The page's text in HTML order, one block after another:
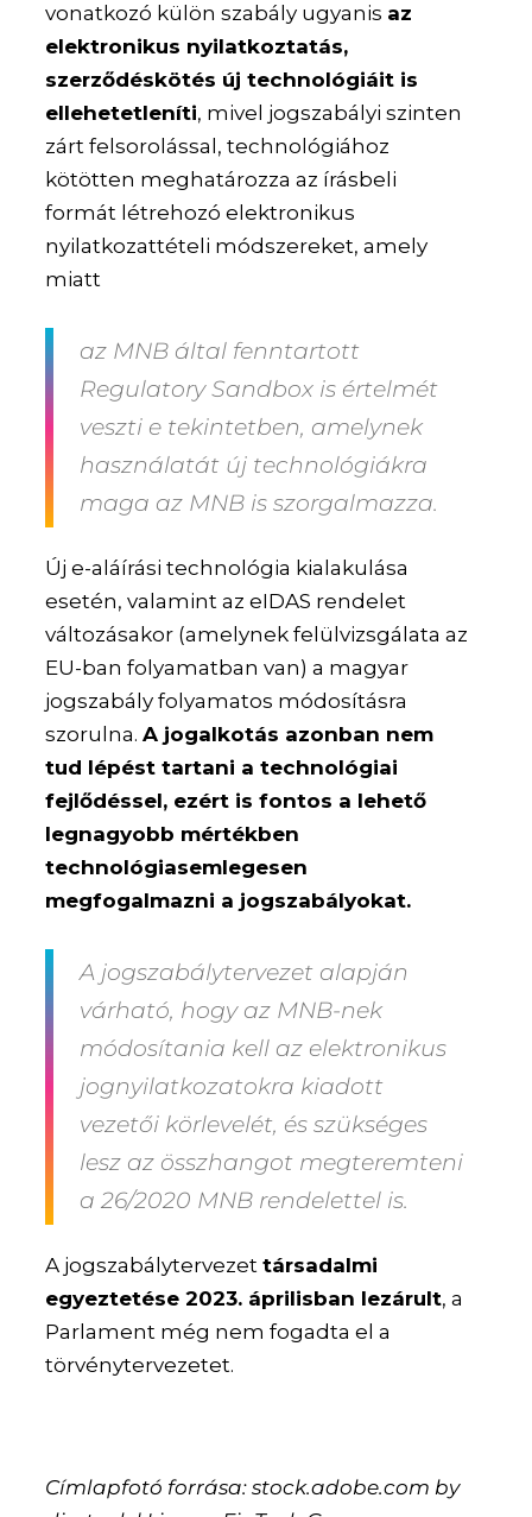
vonatkozó külön szabály ugyanis az
elektronikus nyilatkoztatás,
szerződéskötés új technológiáit is
ellehetetleníti, mivel jogszabályi szinten
zárt felsorolással, technológiához
kötötten meghatározza az írásbeli
formát létrehozó elektronikus
nyilatkozattételi módszereket, amely
miatt
az MNB által fenntartott
Regulatory Sandbox is értelmét
veszti e tekintetben, amelynek
használatát új technológiákra
maga az MNB is szorgalmazza.
Új e-aláírási technológia kialakulása
esetén, valamint az eIDAS rendelet
változásakor (amelynek felülvizsgálata az
EU-ban folyamatban van) a magyar
jogszabály folyamatos módosításra
szorulna.A jogalkotás azonban nem
tud lépést tartani a technológiai
fejlődéssel, ezért is fontos a lehető
legnagyobb mértékben
technológiasemlegesen
megfogalmazni a jogszabályokat.
A jogszabálytervezet alapján
várható, hogy az MNB-nek
módosítania kell az elektronikus
jognyilatkozatokra kiadott
vezetői körlevelét, és szükséges
lesz az összhangot megteremteni
a 26/2020 MNB rendelettel is.
A jogszabálytervezettársadalmi
egyeztetése 2023. áprilisban lezárult, a
Parlament még nem fogadta el a
törvénytervezetet.
Címlapfotó forrása: stock.adobe.com by